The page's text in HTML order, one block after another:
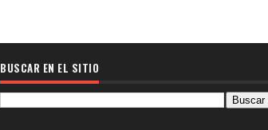
BUSCAR EN EL SITIO